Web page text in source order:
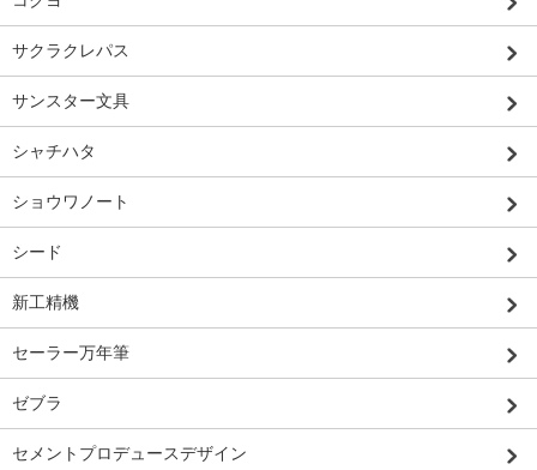
サクラクレパス
サンスター文具
シャチハタ
ショウワノート
シード
新工精機
セーラー万年筆
ゼブラ
セメントプロデュースデザイン